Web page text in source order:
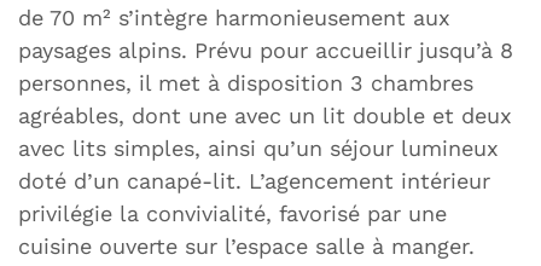
de 70 m² s’intègre harmonieusement aux
paysages alpins. Prévu pour accueillir jusqu’à 8
personnes, il met à disposition 3 chambres
agréables, dont une avec un lit double et deux
avec lits simples, ainsi qu’un séjour lumineux
doté d’un canapé-lit. L’agencement intérieur
privilégie la convivialité, favorisé par une
cuisine ouverte sur l’espace salle à manger.